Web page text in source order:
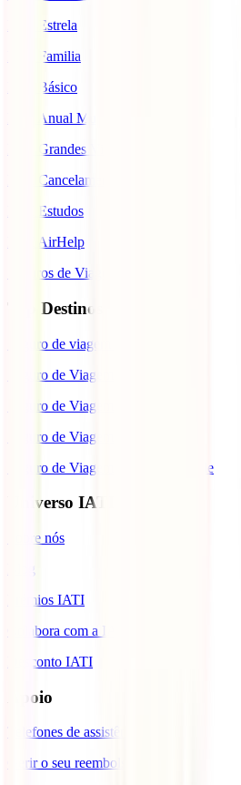
IATI Estrela
IATI Familia
IATI Básico
IATI Anual Multiviagem
IATI Grandes Viajantes
IATI Cancelamento Premium
IATI Estudos
IATI AirHelp
Seguros de Viagem
Top Destinos
Seguro de viagem para o Japão
Seguro de Viagem para os EUA
Seguro de Viagem para o Brasil
Seguro de Viagem para Tailândia
Seguro de Viagem para Cabo Verde
Universo IATI
Sobre nós
Prémios IATI
Colabora com a IATI
Desconto IATI
Apoio
Telefones de assistência
Gerir o seu reembolso